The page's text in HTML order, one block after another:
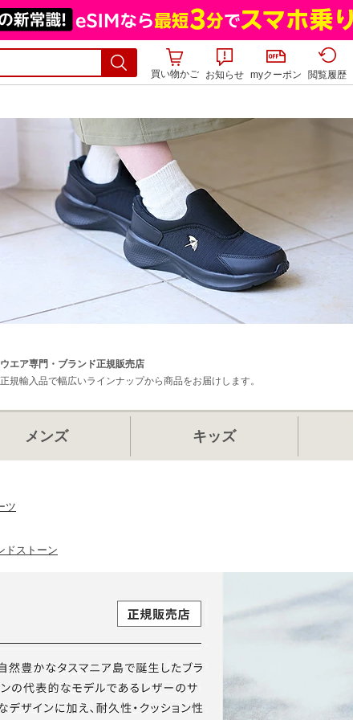
買い物かご お知らせ myクーポン 閲覧履歴
エア専門・ブランド正規販売店
規輸入品で幅広いラインナップから商品をお届けします。
メンズ キッズ
ツ
ドストーン